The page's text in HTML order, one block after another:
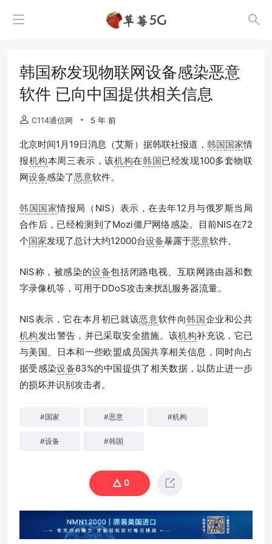
韩国称发现物联网设备感染恶意
软件 已向中国提供相关信息
C114通信网 5 年 前
北京时间1月19日消息（艾斯）据韩联社报道， 韩国国家情
报机构本周三表示，该机构在韩国已经发现100多套物联
网设备感染了恶意软件。
韩国国家情报局（NIS）表示，在去年12月与俄罗斯当局
合作后，已经检测到了Mozi僵尸网络感染。目前NIS在72
个国家发现了总计大约12000台设备暴露于恶意软件。
NIS称，被感染的设备包括闭路电视、互联网路由器和数
字录像机等，可用于DDoS攻击来扰乱服务器流量。
NIS表示，它在本月初已就该恶意软件向韩国企业和公共
机构发出警告，并已采取安全措施。该机构补充说，它已
与美国、日本和一些欧盟成员国共享相关信息，同时向占
据受感染设备83%的中国提供了相关数据，以防止进一步
的损坏并识别攻击者。
#国家 #恶意 #机构
#设备 #韩国
0